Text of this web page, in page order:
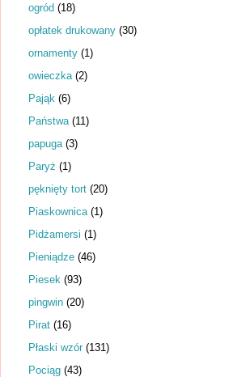
ogród (18)
opłatek drukowany (30)
ornamenty (1)
owieczka (2)
Pająk (6)
Państwa (11)
papuga (3)
Paryż (1)
pęknięty tort (20)
Piaskownica (1)
Pidżamersi (1)
Pieniądze (46)
Piesek (93)
pingwin (20)
Pirat (16)
Płaski wzór (131)
Pociąg (43)